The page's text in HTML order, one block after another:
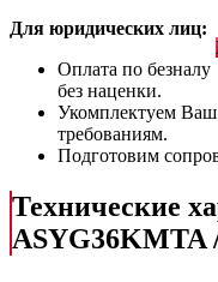
Для юридических лиц:
Оплата по безналу
без наценки.
Укомплектуем
требованиям.
Подготовим
Технические
ASYG36KMTA